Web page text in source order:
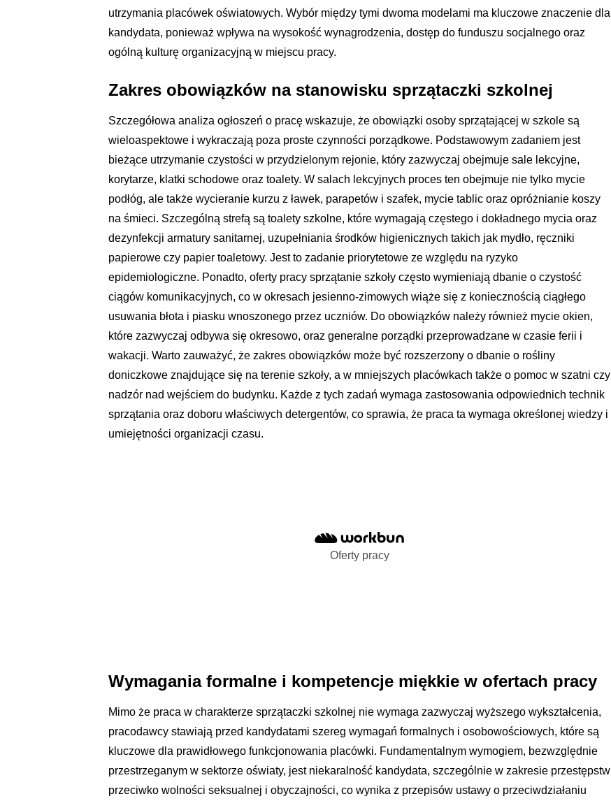
utrzymania placówek oświatowych. Wybór między tymi dwoma modelami ma kluczowe znaczenie dla
kandydata, ponieważ wpływa na wysokość wynagrodzenia, dostęp do funduszu socjalnego oraz
ogólną kulturę organizacyjną w miejscu pracy.
Zakres obowiązków na stanowisku sprzątaczki szkolnej
Szczegółowa analiza ogłoszeń o pracę wskazuje, że obowiązki osoby sprzątającej w szkole są
wieloaspektowe i wykraczają poza proste czynności porządkowe. Podstawowym zadaniem jest
bieżące utrzymanie czystości w przydzielonym rejonie, który zazwyczaj obejmuje sale lekcyjne,
korytarze, klatki schodowe oraz toalety. W salach lekcyjnych proces ten obejmuje nie tylko mycie
podłóg, ale także wycieranie kurzu z ławek, parapetów i szafek, mycie tablic oraz opróżnianie koszy
na śmieci. Szczególną strefą są toalety szkolne, które wymagają częstego i dokładnego mycia oraz
dezynfekcji armatury sanitarnej, uzupełniania środków higienicznych takich jak mydło, ręczniki
papierowe czy papier toaletowy. Jest to zadanie priorytetowe ze względu na ryzyko
epidemiologiczne. Ponadto, oferty pracy sprzątanie szkoły często wymieniają dbanie o czystość
ciągów komunikacyjnych, co w okresach jesienno-zimowych wiąże się z koniecznością ciągłego
usuwania błota i piasku wnoszonego przez uczniów. Do obowiązków należy również mycie okien,
które zazwyczaj odbywa się okresowo, oraz generalne porządki przeprowadzane w czasie ferii i
wakacji. Warto zauważyć, że zakres obowiązków może być rozszerzony o dbanie o rośliny
doniczkowe znajdujące się na terenie szkoły, a w mniejszych placówkach także o pomoc w szatni czy
nadzór nad wejściem do budynku. Każde z tych zadań wymaga zastosowania odpowiednich technik
sprzątania oraz doboru właściwych detergentów, co sprawia, że praca ta wymaga określonej wiedzy i
umiejętności organizacji czasu.
Oferty pracy
Wymagania formalne i kompetencje miękkie w ofertach pracy
Mimo że praca w charakterze sprzątaczki szkolnej nie wymaga zazwyczaj wyższego wykształcenia,
pracodawcy stawiają przed kandydatami szereg wymagań formalnych i osobowościowych, które są
kluczowe dla prawidłowego funkcjonowania placówki. Fundamentalnym wymogiem, bezwzględnie
przestrzeganym w sektorze oświaty, jest niekaralność kandydata, szczególnie w zakresie przestępstw
przeciwko wolności seksualnej i obyczajności, co wynika z przepisów ustawy o przeciwdziałaniu